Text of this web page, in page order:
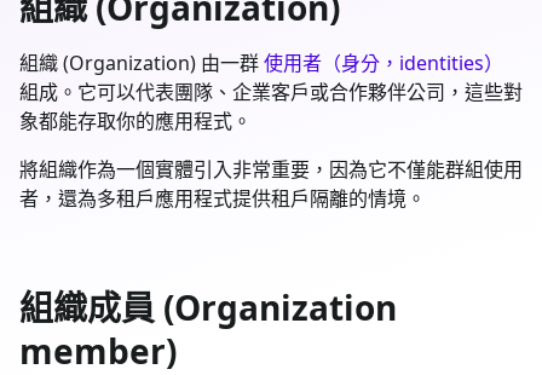
組織 (Organization) 由一群使用者（身分，identities）
組成。它可以代表團隊、企業客戶或合作夥伴公司，這些對
象都能存取你的應用程式。
將組織作為一個實體引入非常重要，因為它不僅能群組使用
者，還為多租戶應用程式提供租戶隔離的情境。
組織成員 (Organization
member)